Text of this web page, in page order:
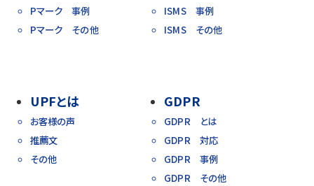
Pマーク 事例
Pマーク その他
ISMS 事例
ISMS その他
UPFとは
お客様の声
推薦文
その他
GDPR
GDPR とは
GDPR 対応
GDPR 事例
GDPR その他